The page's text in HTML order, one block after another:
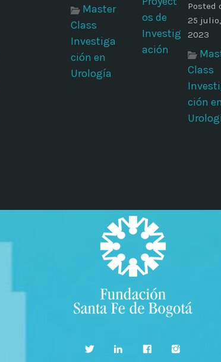
Master
Class
Investiga
ción en
Urología
Posted
25 julio,
2023
Class
ción en